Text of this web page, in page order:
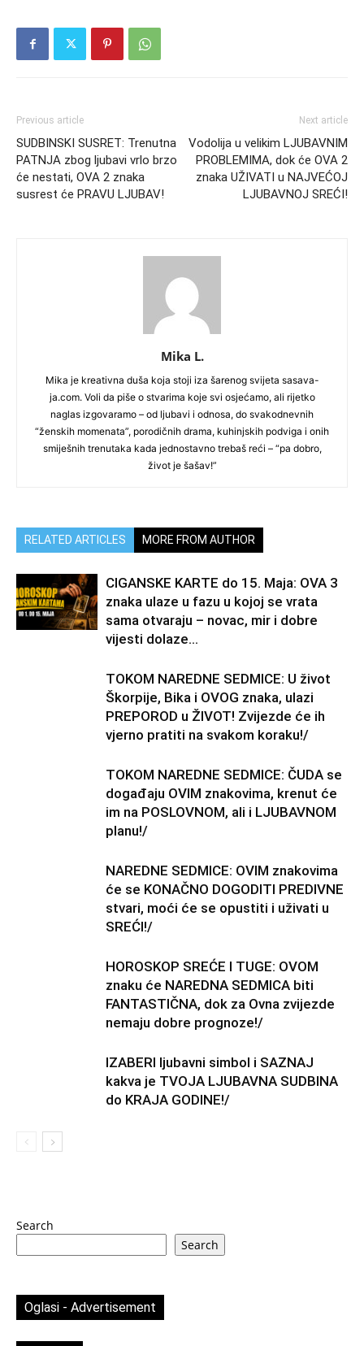
Previous article
SUDBINSKI SUSRET: Trenutna
PATNJA zbog ljubavi vrlo brzo
će nestati, OVA 2 znaka
susrest će PRAVU LJUBAV!
Next article
Vodolija u velikim LJUBAVNIM
PROBLEMIMA, dok će OVA 2
znaka UŽIVATI u NAJVEĆOJ
LJUBAVNOJ SREĆI!
Mika L.
Mika je kreativna duša koja stoji iza šarenog svijeta sasava-
ja.com. Voli da piše o stvarima koje svi osjećamo, ali rijetko
naglas izgovaramo – od ljubavi i odnosa, do svakodnevnih
“ženskih momenata”, porodičnih drama, kuhinjskih podviga i onih
smiješnih trenutaka kada jednostavno trebaš reći – “pa dobro,
život je šašav!”
RELATED ARTICLES MORE FROM AUTHOR
CIGANSKE KARTE do 15. Maja: OVA 3
znaka ulaze u fazu u kojoj se vrata
sama otvaraju – novac, mir i dobre
vijesti dolaze...
TOKOM NAREDNE SEDMICE: U život
Škorpije, Bika i OVOG znaka, ulazi
PREPOROD u ŽIVOT! Zvijezde će ih
vjerno pratiti na svakom koraku!/
TOKOM NAREDNE SEDMICE: ČUDA se
događaju OVIM znakovima, krenut će
im na POSLOVNOM, ali i LJUBAVNOM
planu!/
NAREDNE SEDMICE: OVIM znakovima
će se KONAČNO DOGODITI PREDIVNE
stvari, moći će se opustiti i uživati u
SREĆI!/
HOROSKOP SREĆE I TUGE: OVOM
znaku će NAREDNA SEDMICA biti
FANTASTIČNA, dok za Ovna zvijezde
nemaju dobre prognoze!/
IZABERI ljubavni simbol i SAZNAJ
kakva je TVOJA LJUBAVNA SUDBINA
do KRAJA GODINE!/
Search
Search
Oglasi - Advertisement